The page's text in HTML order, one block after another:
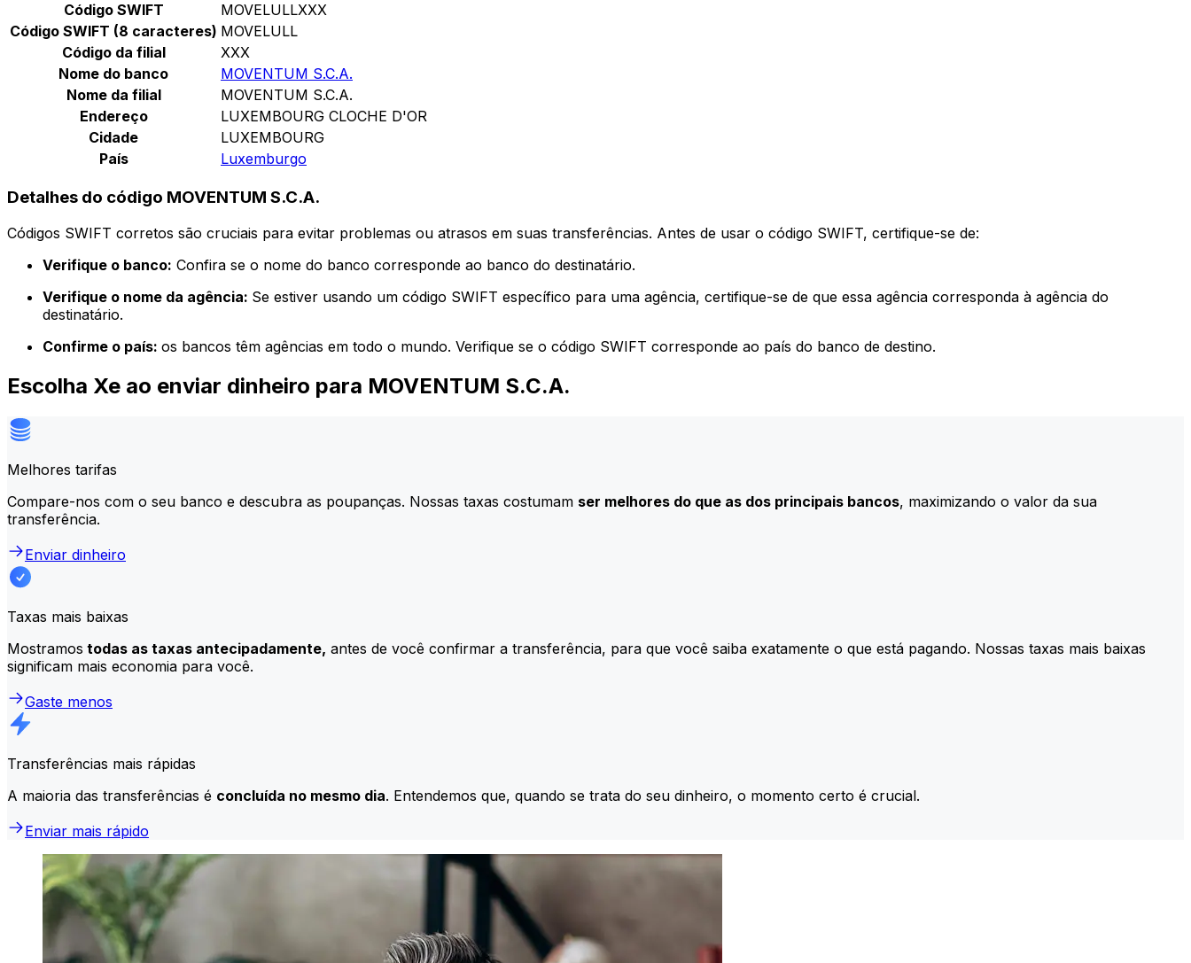
Código SWIFT
MOVELULLXXX
Código SWIFT (8 caracteres) MOVELULL
Código da filial
XXX
Nome do banco
MOVENTUM S.C.A.
Nome da filial
MOVENTUM S.C.A.
Endereço
LUXEMBOURG CLOCHE D'OR
Cidade
LUXEMBOURG
País
Luxemburgo
Detalhes do código MOVENTUM S.C.A.
Códigos SWIFT corretos são cruciais para evitar problemas ou atrasos em suas transferências. Antes de usar o código SWIFT, certifique-se de:
Verifique o banco: Confira se o nome do banco corresponde ao banco do destinatário.
Verifique o nome da agência: Se estiver usando um código SWIFT específico para uma agência, certifique-se de que essa agência corresponda à agência do
destinatário.
Confirme o país: os bancos têm agências em todo o mundo. Verifique se o código SWIFT corresponde ao país do banco de destino.
Escolha Xe ao enviar dinheiro para MOVENTUM S.C.A.
Melhores tarifas
Compare-nos com o seu banco e descubra as poupanças. Nossas taxas costumam ser melhores do que as dos principais bancos, maximizando o valor da sua
transferência.
Enviar dinheiro
Taxas mais baixas
Mostramos todas as taxas antecipadamente, antes de você confirmar a transferência, para que você saiba exatamente o que está pagando. Nossas taxas mais baixas
significam mais economia para você.
Gaste menos
Transferências mais rápidas
A maioria das transferências é concluída no mesmo dia. Entendemos que, quando se trata do seu dinheiro, o momento certo é crucial.
Enviar mais rápido